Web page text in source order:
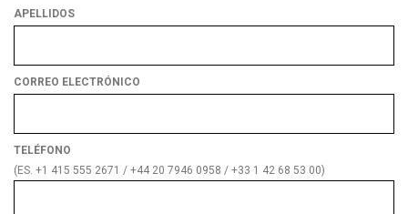
APELLIDOS
CORREO ELECTRÓNICO
TELÉFONO
(ES. +1 415 555 2671 / +44 20 7946 0958 / +33 1 42 68 53 00)